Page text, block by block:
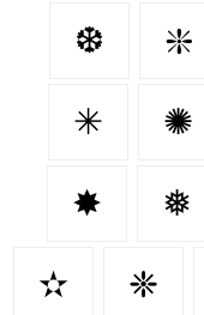
❆ ❇️
✳ ✺
✸ ❅
✫ ❈